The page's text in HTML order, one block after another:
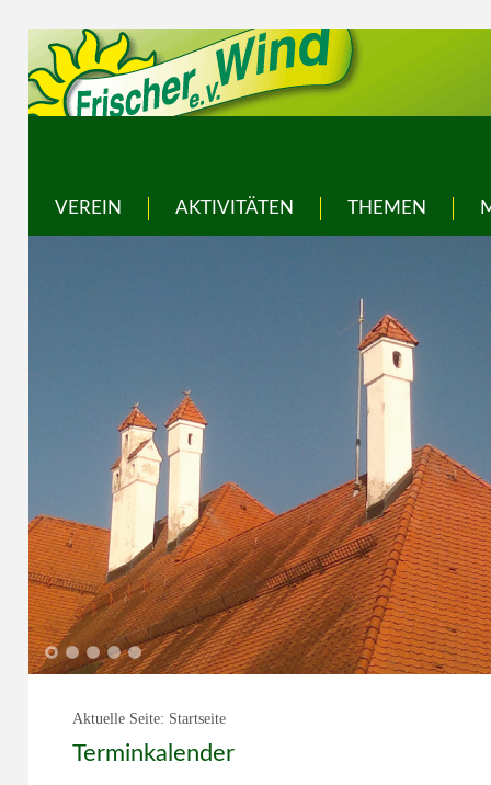
VEREIN AKTIVITÄTEN THEMEN
1 2 3 4 5
Aktuelle Seite: Startseite
Terminkalender